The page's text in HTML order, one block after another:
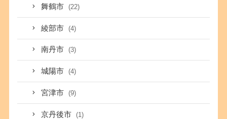
舞鶴市 (22)
綾部市 (4)
南丹市 (3)
城陽市 (4)
宮津市 (9)
京丹後市 (1)